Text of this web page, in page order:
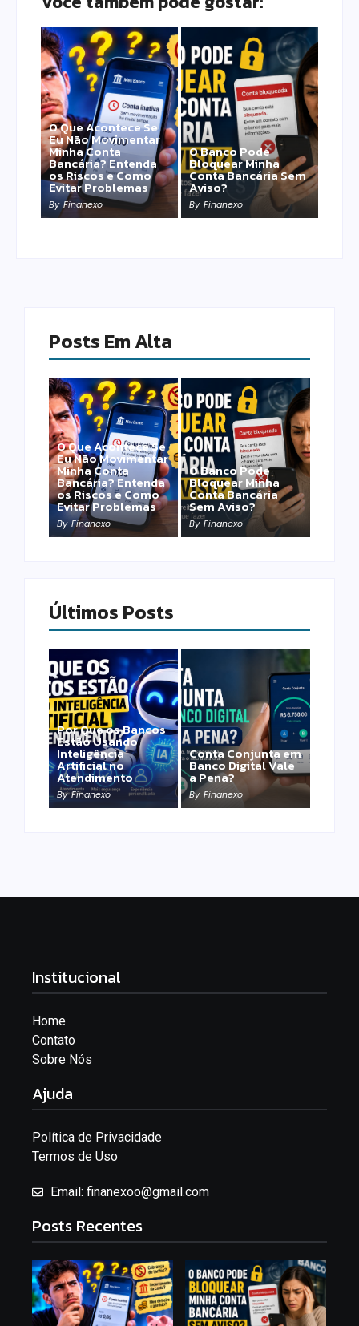
O Que Acontece Se
Eu Não Movimentar
Minha Conta
Bancária? Entenda
os Riscos e Como
Evitar Problemas
By Finanexo
O Banco Pode
Bloquear Minha
Conta Bancária Sem
Aviso?
By Finanexo
Posts Em Alta
O Que Acontece Se
Eu Não Movimentar
Minha Conta
Bancária? Entenda
os Riscos e Como
Evitar Problemas
By Finanexo
O Banco Pode
Bloquear Minha
Conta Bancária
Sem Aviso?
By Finanexo
Últimos Posts
Por Que os Bancos
Estão Usando
Inteligência
Artificial no
Atendimento
By Finanexo
Conta Conjunta em
Banco Digital Vale
a Pena?
By Finanexo
Institucional
Home
Contato
Sobre Nós
Ajuda
Política de Privacidade
Termos de Uso
Email: finanexoo@gmail.com
Posts Recentes